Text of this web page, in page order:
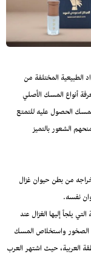
الطبيعية المختلفة من
أنواع المسك الأصلي
الحصول عليه للتمتع
الشعور بالتميز
من بطن حيوان غزال
نفسه.
يلجأ إليها الغزال عند
الصخور واستخلاص المسك
العربية، حيث اشتهر العرب